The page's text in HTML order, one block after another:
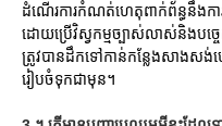
ដំណើរការកំណត់ហេតុពាក់ព័ន្ធនឹងក
ដោយប្រើវិស្វកម្មច្បាស់លាស់និងបច្ច
ត្រូវបានដឹកទៅកាន់កន្លែងសាងសង់
រៀបចំទុកជាមុន។